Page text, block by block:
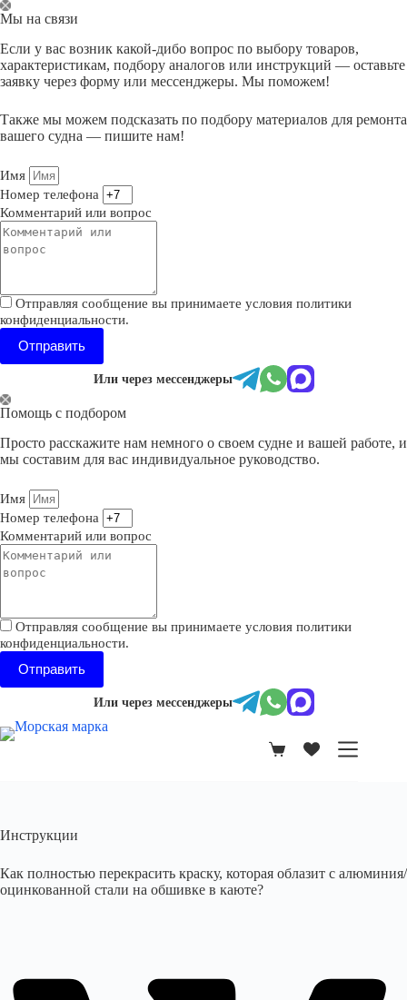
Перейти
к
Мы на связи
Если у вас возник какой-дибо вопрос по выбору товаров,
характеристикам, подбору аналогов или инструкций — оставьте
заявку через форму или мессенджеры. Мы поможем!
Также мы можем подсказать по подбору материалов для ремонта
вашего судна — пишите нам!
Имя
Номер телефона
Комментарий или вопрос
Отправляя сообщение вы принимаете условия политики
конфиденциальности.
Отправить
Или через мессенджеры
Помощь с подбором
Просто расскажите нам немного о своем судне и вашей работе, и
мы составим для вас индивидуальное руководство.
Имя
Номер телефона
Комментарий или вопрос
Отправляя сообщение вы принимаете условия политики
конфиденциальности.
Отправить
Или через мессенджеры
Корзина
Инструкции
Как полностью перекрасить краску, которая облазит с алюминия/
оцинкованной стали на обшивке в каюте?